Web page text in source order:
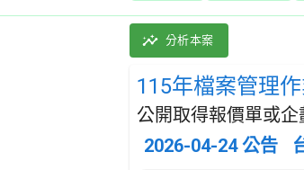
115年檔案管理作業勞務採
採購類別：勞務類 資料處
分析本案
115年檔案管理
公開取得報價單或企
2026-04-24 公告